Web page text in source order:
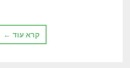
קרא עוד ←